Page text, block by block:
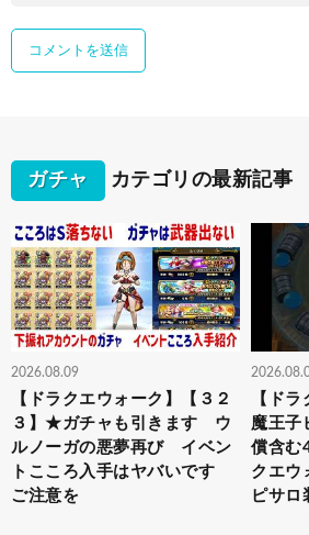
ガチャ カテゴリの最新記事
2026.08.09
【ドラクエウォーク】【３２
３】★ガチャも引きます ウ
ルノーガの悪夢再び イベン
トこころ入手はヤバいです
ご注意を
【ド
魔王子
償含む
クエウ
ピサロ